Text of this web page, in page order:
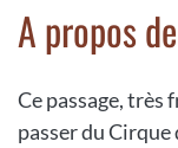
A propos
Ce passage, très
passer du Cirque